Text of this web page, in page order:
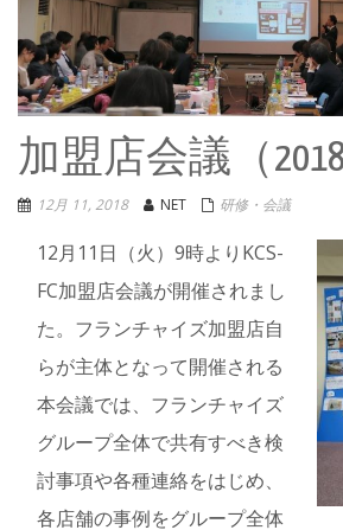
加盟店会議（
12月 11, 2018 NET 研修・会議
12月11日（火）9時よりKCS-
FC加盟店会議が開催されまし
た。フランチャイズ加盟店自
らが主体となって開催される
本会議では、フランチャイズ
グループ全体で共有すべき検
討事項や各種連絡をはじめ、
各店舗の事例をグループ全体